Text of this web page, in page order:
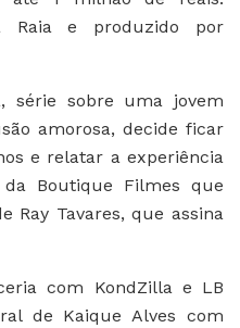
Raia e produzido por
série sobre uma jovem
amorosa, decide ficar
e relatar a experiência
Boutique Filmes que
Ray Tavares, que assina
com KondZilla e LB
de Kaique Alves com